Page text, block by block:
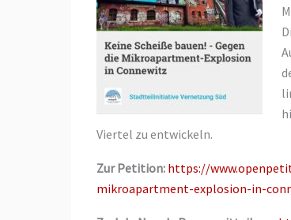
Viertel zu entwickeln.
Zur Petition: https://
mikroapartment-explosion-in-